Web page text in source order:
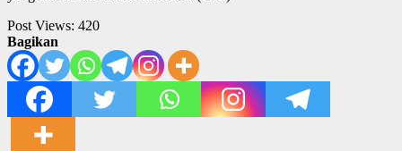
Post Views: 420
Bagikan